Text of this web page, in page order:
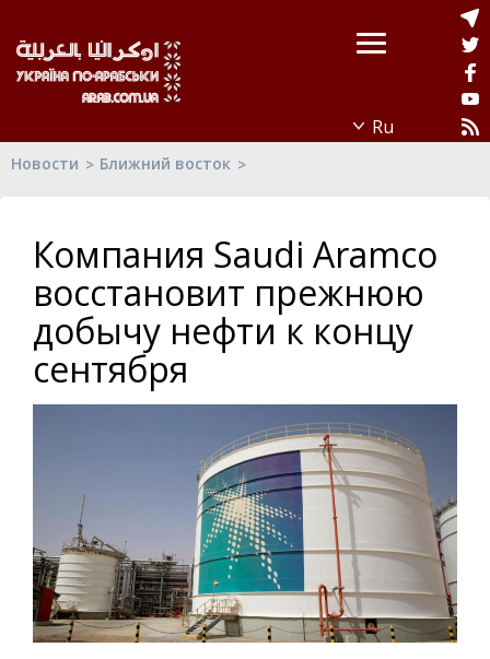
Новости Ближний восток
Компания Saudi Aramco
восстановит прежнюю
добычу нефти к концу
сентября